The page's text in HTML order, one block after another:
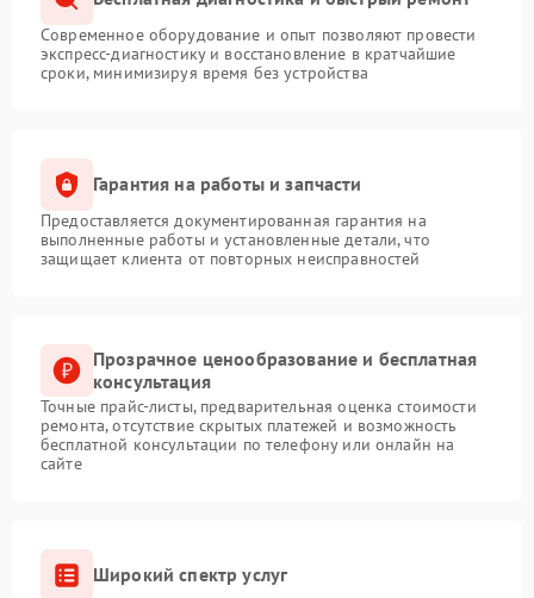
Современное оборудование и опыт позволяют провести
экспресс-диагностику и восстановление в кратчайшие
сроки, минимизируя время без устройства
Гарантия на работы и запчасти
Предоставляется документированная гарантия на
выполненные работы и установленные детали, что
защищает клиента от повторных неисправностей
Прозрачное ценообразование и бесплатная
консультация
Точные прайс-листы, предварительная оценка стоимости
ремонта, отсутствие скрытых платежей и возможность
бесплатной консультации по телефону или онлайн на
сайте
Широкий спектр услуг